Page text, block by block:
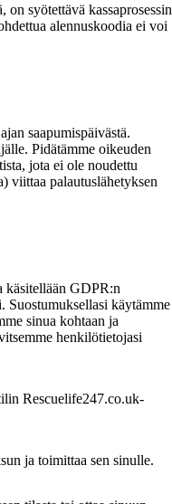
syötettävä kassaprosessin
alennuskoodia ei voi
saapumispäivästä.
Pidätämme oikeuden
jota ei ole noudettu
viittaa palautuslähetyksen
käsitellään GDPR:n
Suostumuksellasi käytämme
sinua kohtaan ja
henkilötietojasi
Rescuelife247.co.uk-
ja toimittaa sen sinulle.